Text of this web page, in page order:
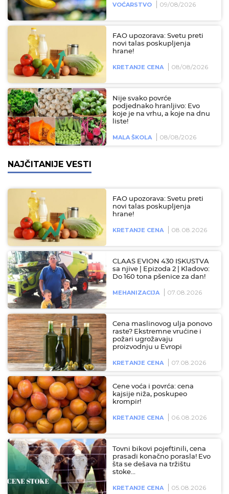
VOĆARSTVO 09/08/2026
FAO upozorava: Svetu preti
novi talas poskupljenja
hrane!
KRETANJE CENA 08/08/2026
Nije svako povrće
podjednako hranljivo: Evo
koje je na vrhu, a koje na dnu
liste!
MALA ŠKOLA 08/08/2026
NAJČITANIJE VESTI
FAO upozorava: Svetu preti
novi talas poskupljenja
hrane!
KRETANJE CENA 08.08.2026
CLAAS EVION 430 ISKUSTVA
sa njive | Epizoda 2 | Kladovo:
Do 160 tona pšenice za dan!
MEHANIZACIJA 07.08.2026
Cena maslinovog ulja ponovo
raste? Ekstremne vrućine i
požari ugrožavaju
proizvodnju u Evropi
KRETANJE CENA 07.08.2026
Cene voća i povrća: cena
kajsije niža, poskupeo
krompir!
KRETANJE CENA 06.08.2026
Tovni bikovi pojeftinili, cena
prasadi konačno porasla! Evo
šta se dešava na tržištu
stoke…
KRETANJE CENA 05.08.2026